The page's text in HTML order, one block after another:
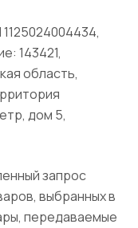
143421,
область,
дом 5,
запрос
выбранных в
передаваемые